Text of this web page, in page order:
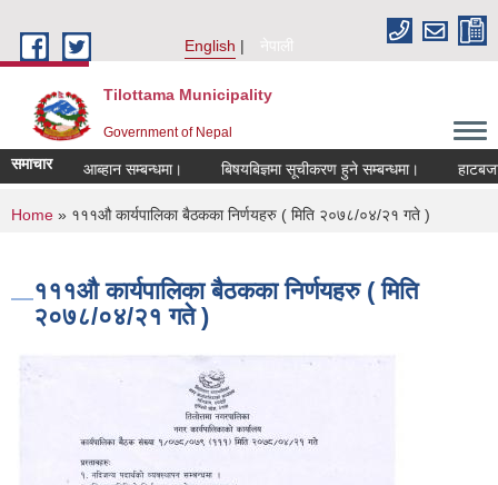
English
नेपाली
Tilottama Municipality
Government of Nepal
समाचार
आब्हान सम्बन्धमा। बिषयबिज्ञमा सूचीकरण हुने सम्बन्धमा। हाटबजार ठेका
You are here
Home » १११औ कार्यपालिका बैठकका निर्णयहरु ( मिति २०७८/०४/२१ गते )
१११औ कार्यपालिका बैठकका निर्णयहरु ( मिति
२०७८/०४/२१ गते )